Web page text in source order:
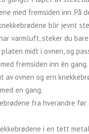
med fremsiden inn. På
blir jevnt
varmluft, steker du
midt i ovnen, og
fremsiden inn én gang.
av ovnen og ern
en gang.
fra hverandre
i en tett